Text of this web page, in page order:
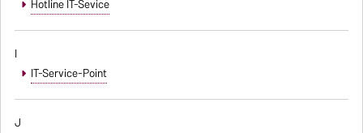
I
IT-Service-Point
J